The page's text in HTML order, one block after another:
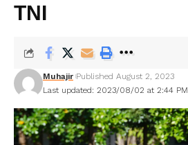
TNI
Last updated: 2023/08/02 at 2:44 PM
Muhajir Published August 2, 2023